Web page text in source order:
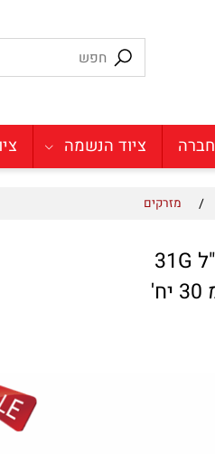
ציוד הנשמה ציוד
מזרקים